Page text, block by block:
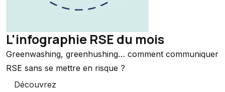
L'infographie RSE du mois
Greenwashing, greenhushing… comment communiquer
RSE sans se mettre en risque ?
Découvrez